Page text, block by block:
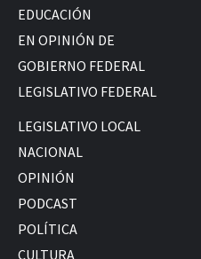
EDUCACIÓN
EN OPINIÓN DE
GOBIERNO FEDERAL
LEGISLATIVO FEDERAL
LEGISLATIVO LOCAL
NACIONAL
OPINIÓN
PODCAST
POLÍTICA
CULTURA